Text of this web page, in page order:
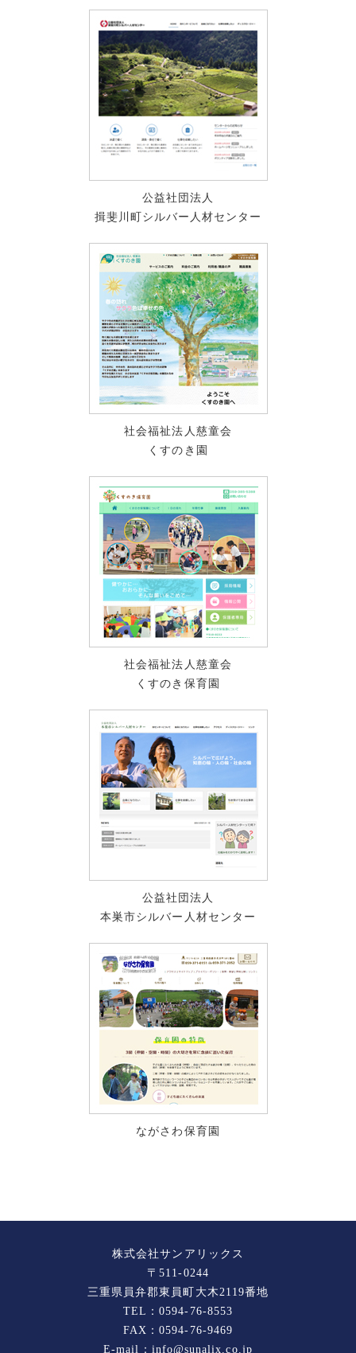
公益社団法人
揖斐川町シルバー人材センター
社会福祉法人慈童会
くすのき園
社会福祉法人慈童会
くすのき保育園
公益社団法人
本巣市シルバー人材センター
ながさわ保育園
株式会社サンアリックス
〒511-0244
三重県員弁郡東員町大木2119番地
TEL：0594-76-8553
FAX：0594-76-9469
E-mail：info@sunalix.co.jp